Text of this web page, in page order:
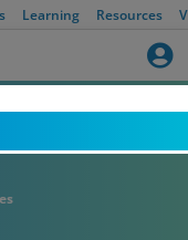
Learning Resources